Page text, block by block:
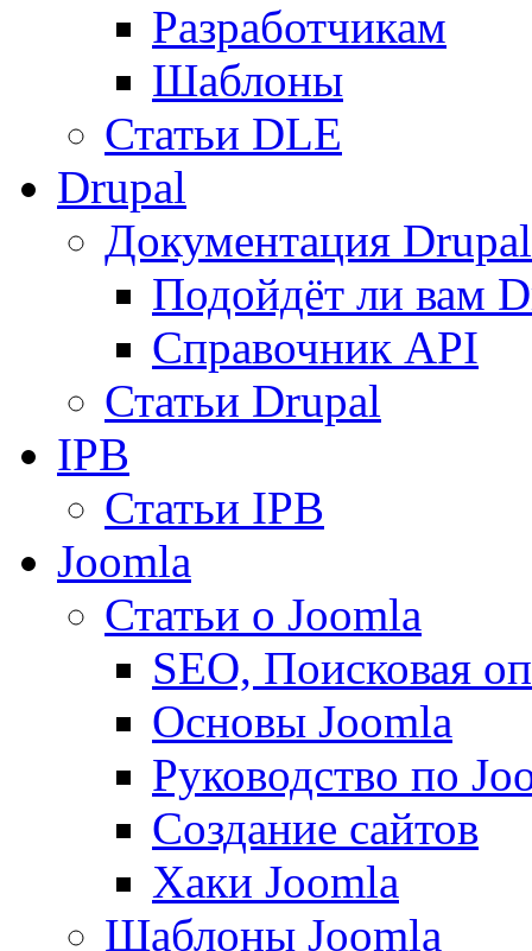
Разработчикам
Шаблоны
Статьи DLE
Drupal
Документация Drupal
Подойдёт ли вам
Справочник API
Статьи Drupal
IPB
Статьи IPB
Joomla
Статьи о Joomla
SEO, Поисковая
Основы Joomla
Руководство по
Создание сайтов
Хаки Joomla
Шаблоны Joomla